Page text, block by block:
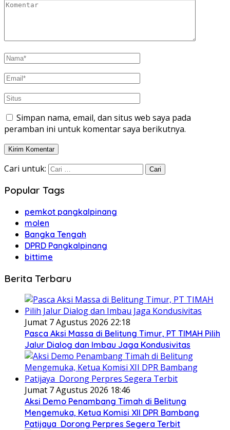
Simpan nama, email, dan situs web saya pada
peramban ini untuk komentar saya berikutnya.
Cari untuk:
Popular Tags
pemkot pangkalpinang
molen
Bangka Tengah
DPRD Pangkalpinang
bittime
Berita Terbaru
Jumat 7 Agustus 2026 22:18
Pasca Aksi Massa di Belitung Timur, PT TIMAH Pilih
Jalur Dialog dan Imbau Jaga Kondusivitas
Jumat 7 Agustus 2026 18:46
Aksi Demo Penambang Timah di Belitung
Mengemuka, Ketua Komisi XII DPR Bambang
Patijaya Dorong Perpres Segera Terbit